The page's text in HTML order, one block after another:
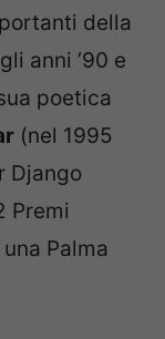
della
anni ’90 e
poetica
(nel 1995
Django
Premi
Palma